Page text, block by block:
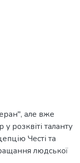
але вже
розквіті таланту
Честі та
людської